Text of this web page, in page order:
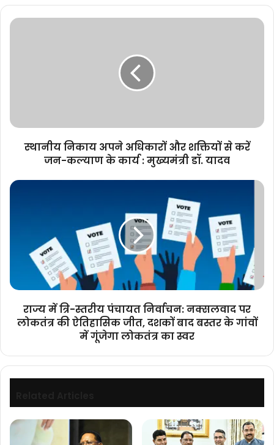
स्थानीय
जन-
मुख्यमंत्री
स्थानीय निकाय अपने अधिकारों और शक्तियों से करें
जन-कल्याण के कार्य : मुख्यमंत्री डॉ. यादव
राज्य
निर्वाचन:
नक्सलवाद
लोकतंत्र
ऐतिहासिक
जीत,
बस्तर
के
लोकतंत्र
राज्य में त्रि-स्तरीय पंचायत निर्वाचन: नक्सलवाद पर
लोकतंत्र की ऐतिहासिक जीत, दशकों बाद बस्तर के गांवों
में गूंजेगा लोकतंत्र का स्वर